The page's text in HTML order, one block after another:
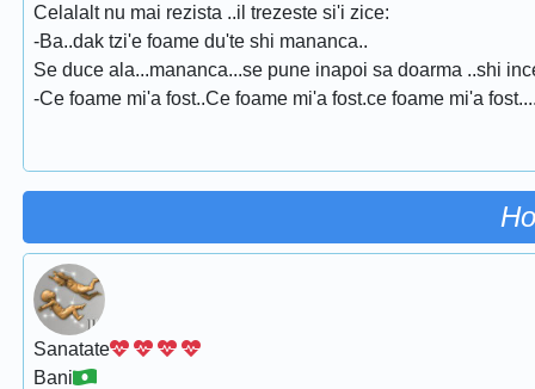
Celalalt nu mai rezista ..il trezeste si'i zice:
-Ba..dak tzi'e foame du'te shi mananca..
Se duce ala...mananca...se pune inapoi sa doarma ..shi
-Ce foame mi'a fost..Ce foame mi'a fost.ce foame mi'a
Sanatate
Bani